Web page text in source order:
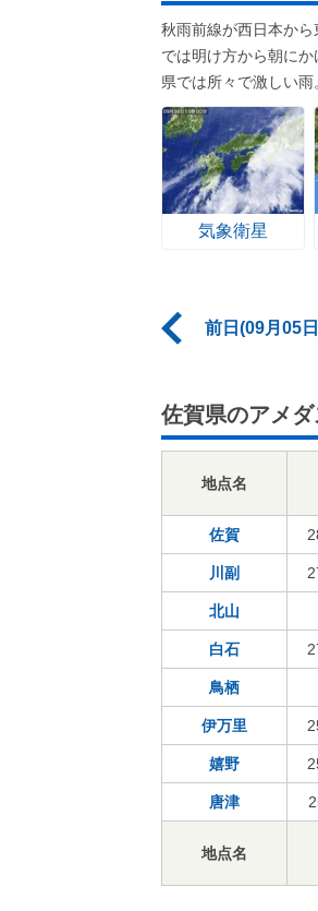
秋雨前線が西日本か
では明け方から朝に
県では所々で激しい雨
気象衛星
前日(09月05
佐賀県のアメ
地点名
佐賀
川副
北山
白石
鳥栖
伊万里
嬉野
唐津
地点名